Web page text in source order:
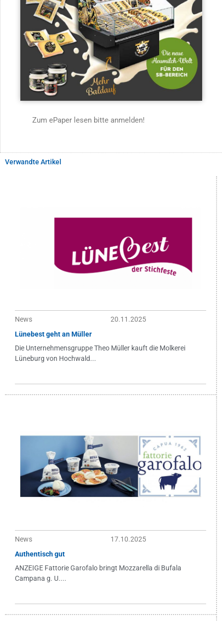
Zum ePaper lesen bitte anmelden!
Verwandte Artikel
News
20.11.2025
Lünebest geht an Müller
Die Unternehmensgruppe Theo Müller kauft die Molkerei
Lüneburg von Hochwald...
News
17.10.2025
Authentisch gut
ANZEIGE Fattorie Garofalo bringt Mozzarella di Bufala
Campana g. U....